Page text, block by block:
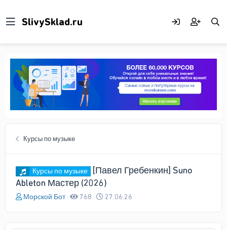
Курсы по музыке
Курсы по музыке
[Павел Гребенкин] Suno
Ableton Мастер (2026)
А
о
Морской Бот 768
Д
а
27.06.26